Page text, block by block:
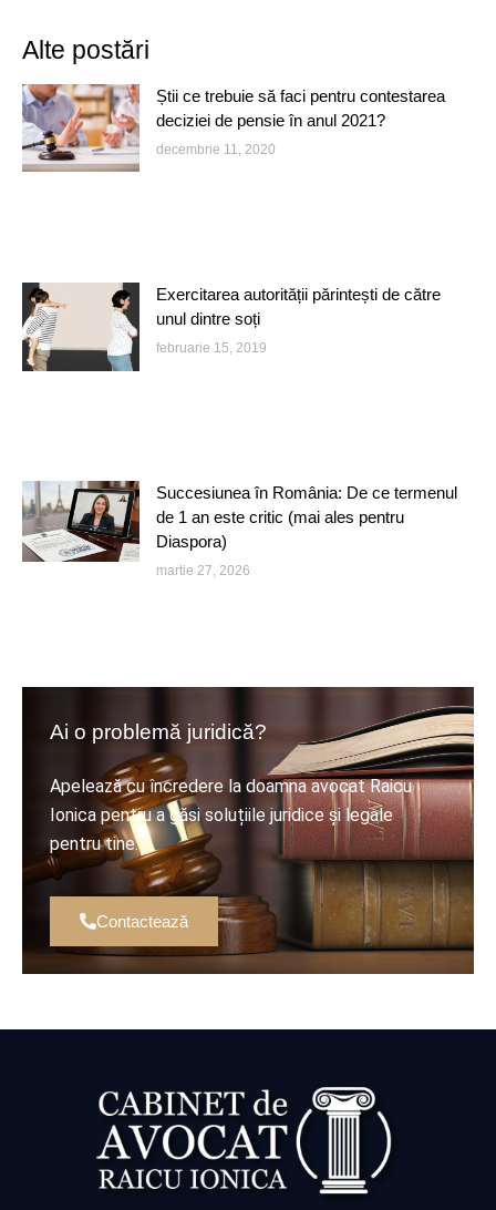
Alte postări
Știi ce trebuie să faci pentru contestarea
deciziei de pensie în anul 2021?
decembrie 11, 2020
Exercitarea autorității părintești de către
unul dintre soți
februarie 15, 2019
Succesiunea în România: De ce termenul
de 1 an este critic (mai ales pentru
Diaspora)
martie 27, 2026
Ai o problemă juridică?
Apelează cu încredere la doamna avocat Raicu
Ionica pentru a găsi soluțiile juridice și legale
pentru tine.
Contactează